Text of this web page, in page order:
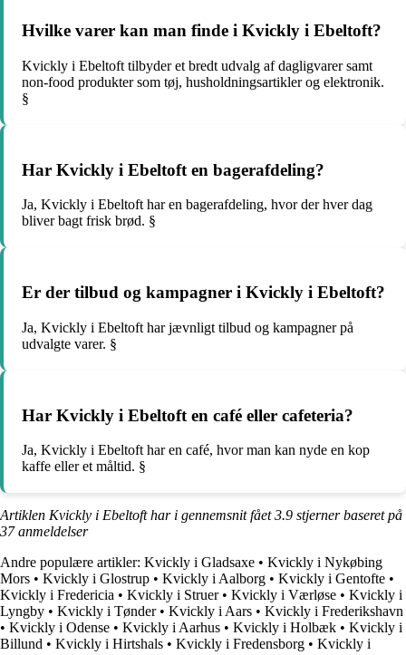
Hvilke varer kan man finde i Kvickly i Ebeltoft?
Kvickly i Ebeltoft tilbyder et bredt udvalg af dagligvarer samt
non-food produkter som tøj, husholdningsartikler og elektronik.
§
Har Kvickly i Ebeltoft en bagerafdeling?
Ja, Kvickly i Ebeltoft har en bagerafdeling, hvor der hver dag
bliver bagt frisk brød. §
Er der tilbud og kampagner i Kvickly i Ebeltoft?
Ja, Kvickly i Ebeltoft har jævnligt tilbud og kampagner på
udvalgte varer. §
Har Kvickly i Ebeltoft en café eller cafeteria?
Ja, Kvickly i Ebeltoft har en café, hvor man kan nyde en kop
kaffe eller et måltid. §
Artiklen Kvickly i Ebeltoft har i gennemsnit fået3.9 stjerner baseret på
37anmeldelser
Andre populære artikler: Kvickly i Gladsaxe • Kvickly i Nykøbing
Mors • Kvickly i Glostrup • Kvickly i Aalborg • Kvickly i Gentofte •
Kvickly i Fredericia • Kvickly i Struer• Kvickly i Værløse • Kvickly i
Lyngby • Kvickly i Tønder• Kvickly i Aars • Kvickly i Frederikshavn
• Kvickly i Odense • Kvickly i Aarhus • Kvickly i Holbæk • Kvickly i
Billund • Kvickly i Hirtshals • Kvickly i Fredensborg • Kvickly i